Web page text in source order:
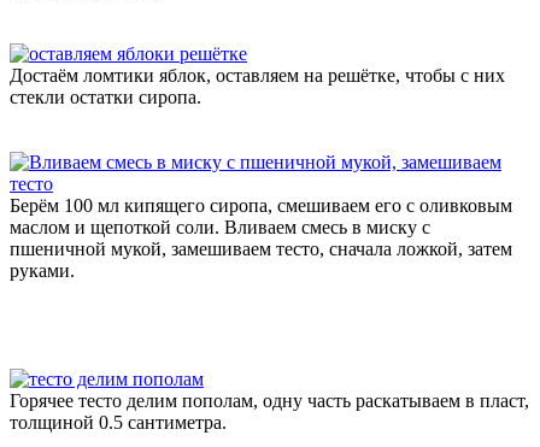
Достаём ломтики яблок, оставляем на решётке, чтобы с них
стекли остатки сиропа.
Берём 100 мл кипящего сиропа, смешиваем его с оливковым
маслом и щепоткой соли. Вливаем смесь в миску с
пшеничной мукой, замешиваем тесто, сначала ложкой, затем
руками.
Горячее тесто делим пополам, одну часть раскатываем в пласт,
толщиной 0.5 сантиметра.